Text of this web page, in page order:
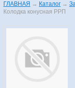
ГЛАВНАЯ → Каталог →
Колодка конусная РРП